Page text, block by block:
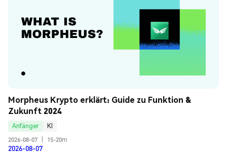
Morpheus Krypto erklärt: Guide zu Funktion &
Zukunft 2024
Anfänger
KI
2026-08-07
15-20m
2026-08-07